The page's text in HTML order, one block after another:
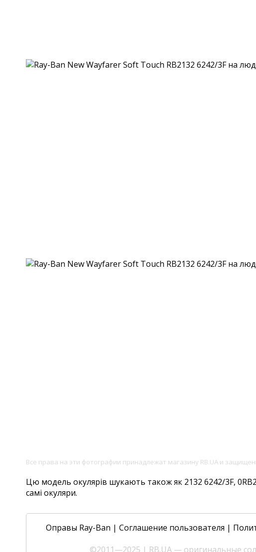
Все права на эти фотографии принадлежат магазину RB.UA и
Цю модель окулярів шукають також як 2132 6242/3F,
самі окуляри.
Оправы Ray-Ban | Соглашение пользователя |
©2011—2025 | RB.UA — оригинальные